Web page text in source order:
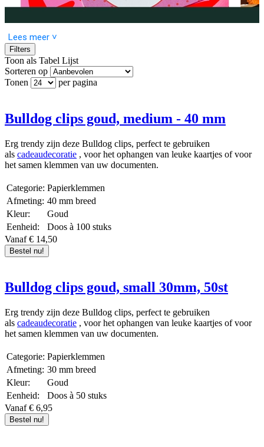
Lees meer ˅
Filters
Toon als Tabel Lijst
Sorteren op
Tonen
per pagina
Bulldog clips goud, medium - 40 mm
Erg trendy zijn deze Bulldog clips, perfect te gebruiken
als cadeaudecoratie , voor het ophangen van leuke kaartjes of voor
het samen klemmen van uw documenten.
Categorie: Papierklemmen
Afmeting: 40 mm breed
Kleur:
Goud
Eenheid:
Doos à 100 stuks
Vanaf € 14,50
Bestel nu!
Bulldog clips goud, small 30mm, 50st
Erg trendy zijn deze Bulldog clips, perfect te gebruiken
als cadeaudecoratie , voor het ophangen van leuke kaartjes of voor
het samen klemmen van uw documenten.
Categorie: Papierklemmen
Afmeting: 30 mm breed
Kleur:
Goud
Eenheid:
Doos à 50 stuks
Vanaf € 6,95
Bestel nu!